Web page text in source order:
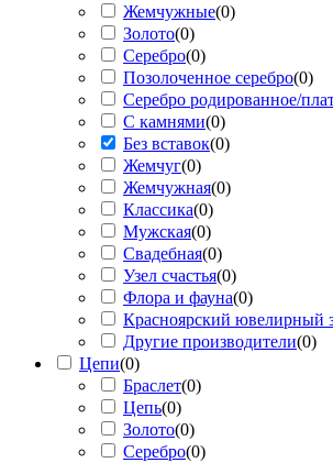
Жемчужные(0)
Золото(0)
Серебро(0)
Позолоченное серебро(0)
Серебро родированное/
С камнями(0)
Без вставок(0)
Жемчуг(0)
Жемчужная(0)
Классика(0)
Мужская(0)
Свадебная(0)
Узел счастья(0)
Флора и фауна(0)
Красноярский ювелирный
Другие производители(0)
Цепи(0)
Браслет(0)
Цепь(0)
Золото(0)
Серебро(0)